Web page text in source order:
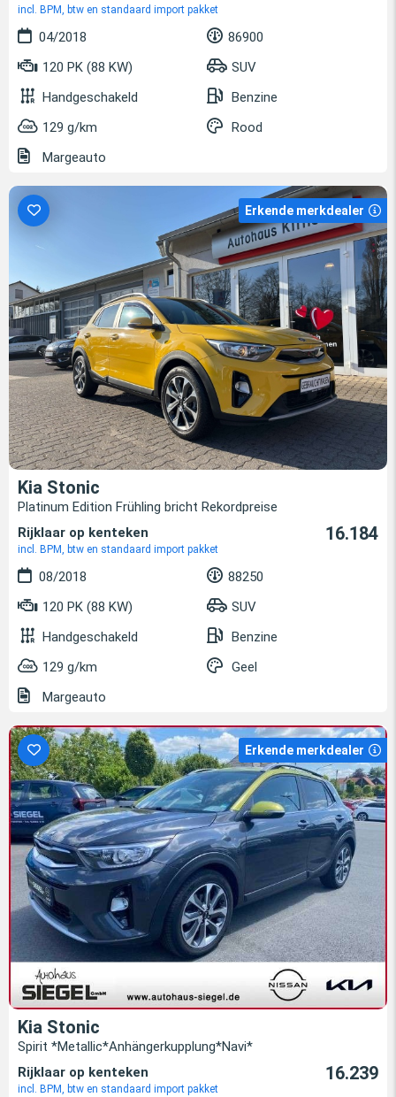
incl. BPM, btw en standaard import pakket
04/2018
86900
120 PK (88 KW)
SUV
Handgeschakeld
Benzine
129 g/km
Rood
Margeauto
Erkende merkdealer
Kia Stonic
Platinum Edition Frühling bricht Rekordpreise
Rijklaar op kenteken
incl. BPM, btw en standaard import pakket
16.184
08/2018
88250
120 PK (88 KW)
SUV
Handgeschakeld
Benzine
129 g/km
Geel
Margeauto
Erkende merkdealer
Kia Stonic
Spirit *Metallic*Anhängerkupplung*Navi*
Rijklaar op kenteken
incl. BPM, btw en standaard import pakket
16.239